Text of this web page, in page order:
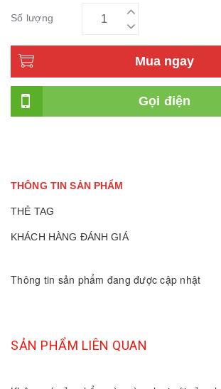
Số lượng
Mua ngay
Gọi điện
THÔNG TIN SẢN PHẨM
THẺ TAG
KHÁCH HÀNG ĐÁNH GIÁ
Thông tin sản phẩm đang được cập nhật
SẢN PHẨM LIÊN QUAN